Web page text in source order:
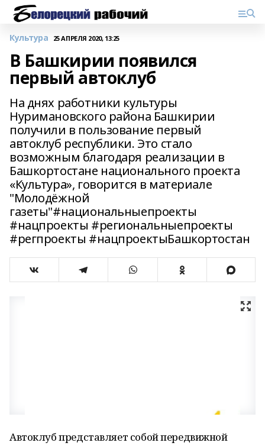
Культура 25 АПРЕЛЯ 2020, 13:25
В Башкирии появился
первый автоклуб
На днях работники культуры
Нуримановского района Башкирии
получили в пользование первый
автоклуб республики. Это стало
возможным благодаря реализации в
Башкортостане национального проекта
«Культура», говорится в материале
"Молодёжной
газеты"#национальныепроекты
#нацпроекты #региональныепроекты
#регпроекты #нацпроектыБашкортостан
Автоклуб представляет собой передвижной